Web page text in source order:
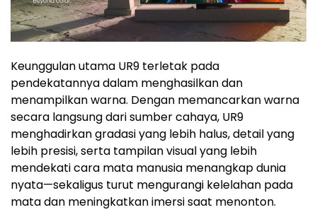
Keunggulan utama UR9 terletak pada
pendekatannya dalam menghasilkan dan
menampilkan warna. Dengan memancarkan warna
secara langsung dari sumber cahaya, UR9
menghadirkan gradasi yang lebih halus, detail yang
lebih presisi, serta tampilan visual yang lebih
mendekati cara mata manusia menangkap dunia
nyata—sekaligus turut mengurangi kelelahan pada
mata dan meningkatkan imersi saat menonton.